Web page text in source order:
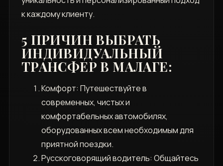
к каждому клиенту.
5 ПРИЧИН ВЫБРАТЬ
ИНДИВИДУАЛЬНЫЙ
ТРАНСФЕР В МАЛАГЕ:
Комфорт: Путешествуйте в
современных, чистых и
комфортабельных автомобилях,
оборудованных всем необходимым для
приятной поездки.
Русскоговорящий водитель: Общайтесь